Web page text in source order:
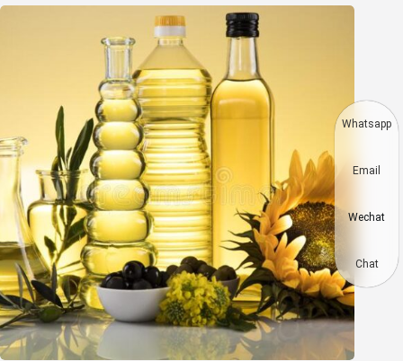
Whatsapp
Email
Wechat
Chat